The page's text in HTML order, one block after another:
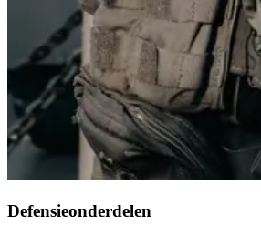
Defensieonderdelen